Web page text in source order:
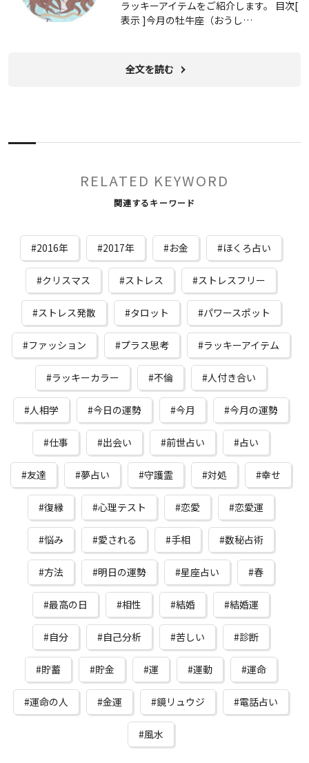
ラッキーアイテムをご紹介します。 目次[
表示 ]今月の牡牛座（おうし…
全文を読む
RELATED KEYWORD
関連するキーワード
2016年 2017年 お金 ほくろ占い
クリスマス ストレス ストレスフリー
ストレス発散 タロット パワースポット
ファッション プラス思考 ラッキーアイテム
ラッキーカラー 不倫 人付き合い
人相学 今日の運勢 今月 今月の運勢
仕事 出会い 前世占い 占い
友達 夢占い 守護霊 対処 幸せ
復縁 心理テスト 恋愛 恋愛運
悩み 愛される 手相 数秘占術
方法 明日の運勢 星座占い 春
最高の日 相性 結婚 結婚運
自分 自己分析 苦しい 診断
貯蓄 貯金 運 運動 運命
運命の人 金運 鏡リュウジ 電話占い
風水